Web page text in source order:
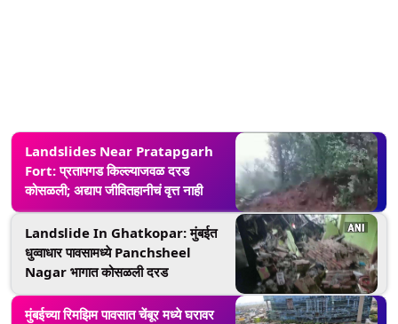
Landslides Near Pratapgarh
Fort: प्रतापगड किल्ल्याजवळ दरड
कोसळली; अद्याप जीवितहानीचं वृत्त नाही
Landslide In Ghatkopar: मुंबईत
धुव्वाधार पावसामध्ये Panchsheel
Nagar भागात कोसळली दरड
मुंबईच्या रिमझिम पावसात चेंबूर मध्ये घरावर